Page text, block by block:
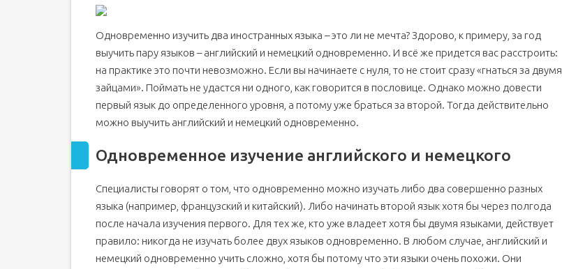
Одновременно изучить два иностранных языка – это ли не мечта? Здорово, к примеру, за год
выучить пару языков – английский и немецкий одновременно. И всё же придется вас расстроить:
на практике это почти невозможно. Если вы начинаете с нуля, то не стоит сразу «гнаться за двумя
зайцами». Поймать не удастся ни одного, как говорится в пословице. Однако можно довести
первый язык до определенного уровня, а потому уже браться за второй. Тогда действительно
можно выучить английский и немецкий одновременно.
Одновременное изучение английского и немецкого
Специалисты говорят о том, что одновременно можно изучать либо два совершенно разных
языка (например, французский и китайский). Либо начинать второй язык хотя бы через полгода
после начала изучения первого. Для тех же, кто уже владеет хотя бы двумя языками, действует
правило: никогда не изучать более двух языков одновременно. В любом случае, английский и
немецкий одновременно учить сложно, хотя бы потому что эти языки очень похожи. Они